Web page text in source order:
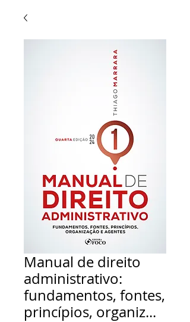
Manual de direito
administrativo:
fundamentos, fontes,
princípios, organiz...